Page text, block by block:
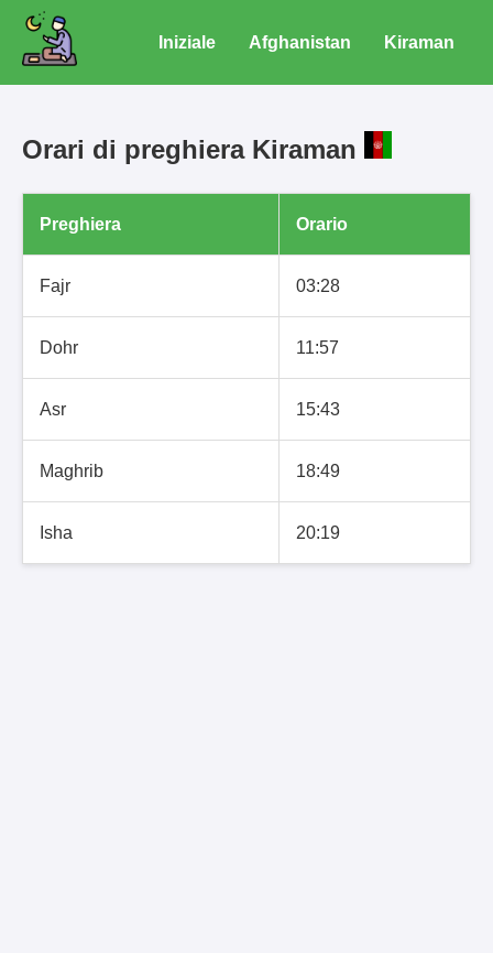
Iniziale Afghanistan Kiraman
Orari di preghiera Kiraman
Preghiera Orario
Fajr 03:28
Dohr 11:57
Asr 15:43
Maghrib 18:49
Isha 20:19